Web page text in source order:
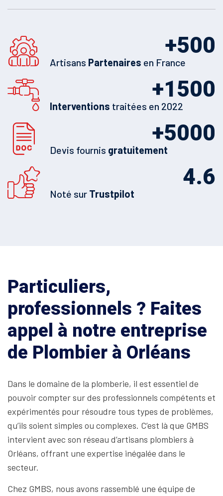
500
+
Artisans Partenaires en France
1500
+
Interventions traitées en 2022
5000
+
Devis fournis gratuitement
4.6
Noté sur Trustpilot
Particuliers,
professionnels ? Faites
appel à notre entreprise
de Plombier à Orléans
Dans le domaine de la plomberie, il est essentiel de
pouvoir compter sur des professionnels compétents et
expérimentés pour résoudre tous types de problèmes,
qu’ils soient simples ou complexes. C’est là que GMBS
intervient avec son réseau d’artisans plombiers à
Orléans, offrant une expertise inégalée dans le
secteur.
Chez GMBS, nous avons rassemblé une équipe de